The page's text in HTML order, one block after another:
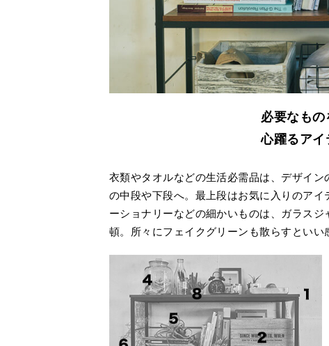
必要なも
心躍るアイ
衣類やタオルなどの生活必需品は、デザイ
の中段や下段へ。最上段はお気に入りのア
ーショナリーなどの細かいものは、ガラス
頓。所々にフェイクグリーンも散らすといい